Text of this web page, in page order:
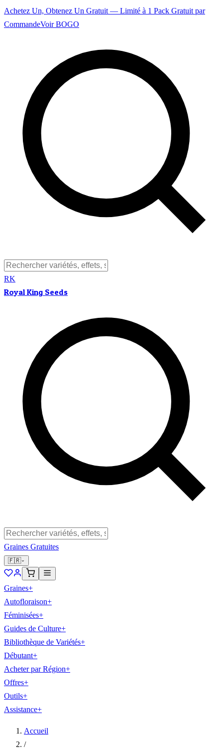
Achetez Un, Obtenez Un Gratuit — Limité à 1 Pack Gratuit par
CommandeVoir BOGO
RK
Royal King Seeds
Graines Gratuites
🇫🇷
Graines+
Autofloraison+
Féminisées+
Guides de Culture+
Bibliothèque de Variétés+
Débutant+
Acheter par Région+
Offres+
Outils+
Assistance+
Accueil
/